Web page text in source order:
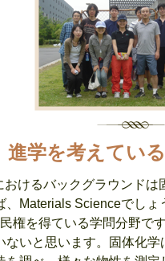
おけるバックグラウンド
、Materials Scienceでし
権を得ている学問分野で
ないと思います。固体化
進学を考えてい